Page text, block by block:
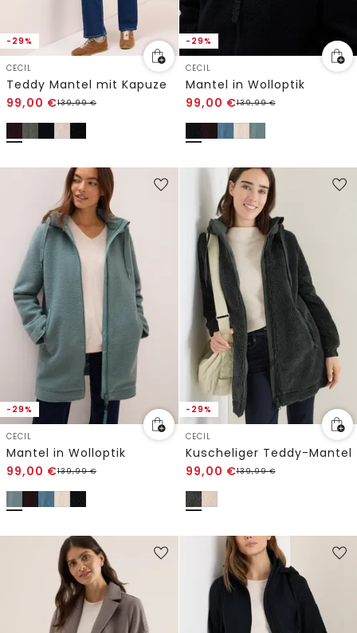
-29%
CECIL
Teddy Mantel mit Kapuze
99,00 €139,99€
-29%
CECIL
Mantel in Wolloptik
99,00 €139,99€
-29%
CECIL
Mantel in Wolloptik
99,00 €139,99€
-29%
CECIL
Kuscheliger Teddy-Mantel
99,00 €139,99€